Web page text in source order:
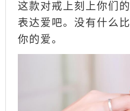
这款对戒上刻上你们
表达爱吧。没有什么
你的爱。